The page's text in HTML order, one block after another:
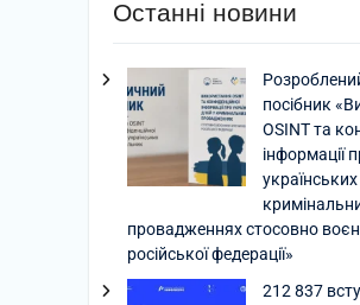
Останні новини
посібник
OSINT та
інформації
українських
провадженнях стосовно
російської федерації»
212 837